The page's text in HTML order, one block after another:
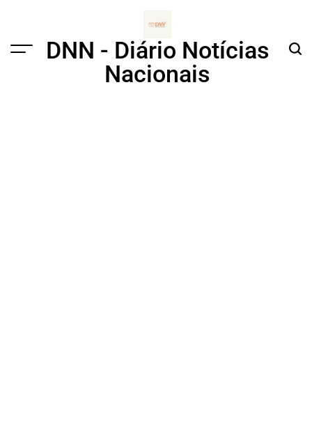
Menu
DNN - Diário Notícias
Nacionais